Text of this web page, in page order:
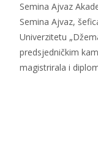
Semina Ajvaz
Semina Ajvaz,
Univerzitetu
predsjedničkim
magistrirala i